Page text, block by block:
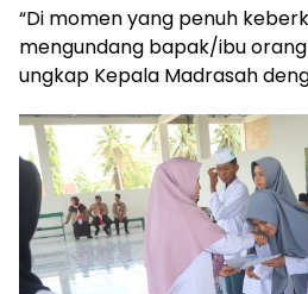
“Di momen yang penuh
mengundang bapak/ibu
ungkap Kepala Madrasah